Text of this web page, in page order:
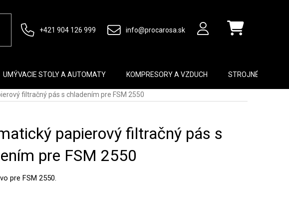
+421 904 126 999 info@procarosa.sk Nákupný košík
UMÝVACIE STOLY A AUTOMATY KOMPRESORY A VZDUCH STROJNÉ
filtračný pás s chladením pre FSM 2550
papierový filtračný pás s
pre FSM 2550
pre FSM 2550.